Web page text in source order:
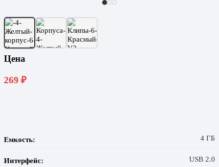
Цена
269 ₽
Емкость: 4 ГБ
Интерфейс: USB 2.0